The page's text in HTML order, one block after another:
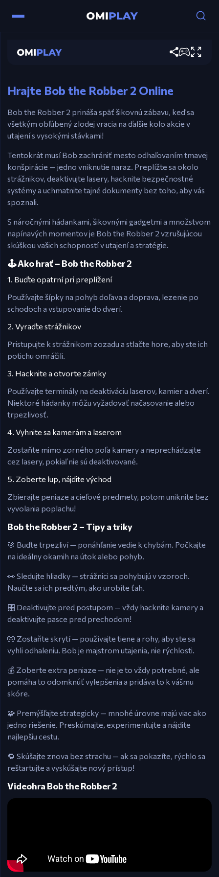
Bob the Robber 2
Hore = Interakcia.
Hrajte Bob the Robber 2 Online
Bob the Robber 2 prináša späť šikovnú zábavu, keď sa
všetkým obľúbený zlodej vracia na ďalšie kolo akcie v
utajení s vysokými stávkami!
Tentokrát musí Bob zachrániť mesto odhaľovaním tmavej
konšpirácie — jedno vniknutie naraz. Preplížte sa okolo
strážnikov, deaktivujte lasery, hacknite bezpečnostné
systémy a uchmatnite tajné dokumenty bez toho, aby vás
spoznali.
S náročnými hádankami, šikovnými gadgetmi a množstvom
napínavých momentov je Bob the Robber 2 vzrušujúcou
skúškou vašich schopností v utajení a stratégie.
🕹️ Ako hrať – Bob the Robber 2
1. Buďte opatrní pri preplížení
Používajte šípky na pohyb doľava a doprava, lezenie po
schodoch a vstupovanie do dverí.
2. Vyraďte strážnikov
Pristupujte k strážnikom zozadu a stlačte hore, aby ste ich
potichu omráčili.
3. Hacknite a otvorte zámky
Používajte terminály na deaktiváciu laserov, kamier a dverí.
Niektoré hádanky môžu vyžadovať načasovanie alebo
trpezlivosť.
4. Vyhnite sa kamerám a laserom
Zostaňte mimo zorného poľa kamery a neprechádzajte
cez lasery, pokiaľ nie sú deaktivované.
5. Zoberte lup, nájdite východ
Zbierajte peniaze a cieľové predmety, potom uniknite bez
vyvolania poplachu!
Bob the Robber 2 – Tipy a triky
🎯 Buďte trpezliví — ponáhľanie vedie k chybám. Počkajte
na ideálny okamih na útok alebo pohyb.
👀 Sledujte hliadky — strážnici sa pohybujú v vzoroch.
Naučte sa ich predtým, ako urobíte ťah.
🎛️ Deaktivujte pred postupom — vždy hacknite kamery a
deaktivujte pasce pred prechodom!
🧤 Zostaňte skrytí — používajte tiene a rohy, aby ste sa
vyhli odhaleniu. Bob je majstrom utajenia, nie rýchlosti.
💰 Zoberte extra peniaze — nie je to vždy potrebné, ale
pomáha to odomknúť vylepšenia a pridáva to k vášmu
skóre.
🧩 Premýšľajte strategicky — mnohé úrovne majú viac ako
jedno riešenie. Preskúmajte, experimentujte a nájdite
najlepšiu cestu.
🔁 Skúšajte znova bez strachu — ak sa pokazíte, rýchlo sa
reštartujte a vyskúšajte nový prístup!
Videohra Bob the Robber 2